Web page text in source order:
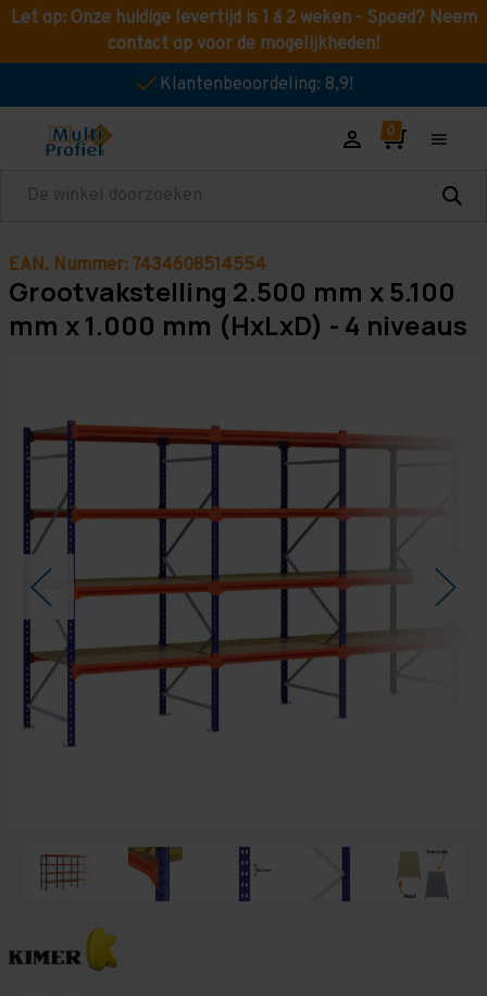
Let op: Onze huidige levertijd is 1 á 2 weken - Spoed? Neem
contact op voor de mogelijkheden!
Klantenbeoordeling: 8,9!
Zoeken
EAN. Nummer: 7434608514554
Grootvakstelling 2.500 mm x 5.100
mm x 1.000 mm (HxLxD) - 4 niveaus